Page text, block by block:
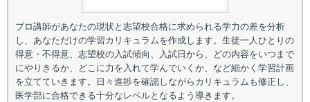
プロ講師があなたの現状と志望校合格に求められる学力の差を分析
し、あなただけの学習カリキュラムを作成します。生徒一人ひとりの
得意・不得意、志望校の入試傾向、入試日から、どの内容をいつまで
にやりきるか、どこに力を入れて学んでいくか、など細かく学習計画
を立てていきます。日々進捗を確認しながらカリキュラムも修正し、
医学部に合格できる十分なレベルとなるよう導きます。